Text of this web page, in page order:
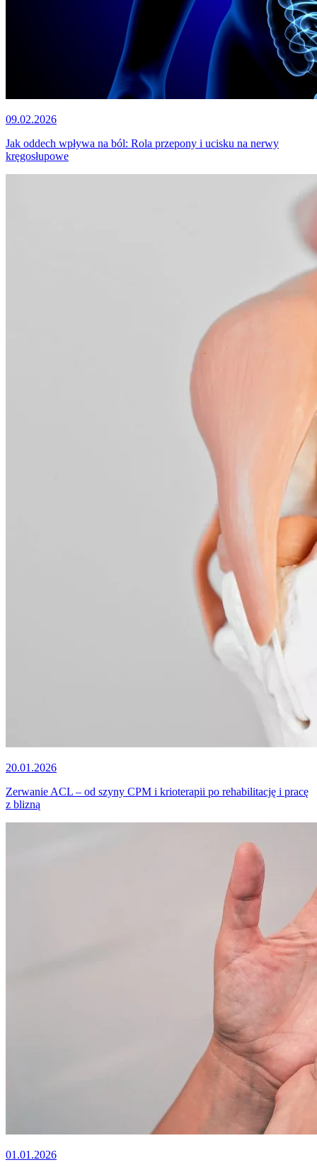
09.02.2026
Jak oddech wpływa na ból: Rola przepony i ucisku na nerwy
kręgosłupowe
20.01.2026
Zerwanie ACL – od szyny CPM i krioterapii po rehabilitację i pracę
z blizną
01.01.2026